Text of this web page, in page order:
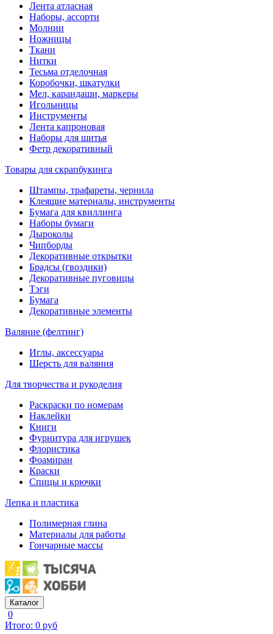
Лента атласная
Наборы, ассорти
Молнии
Ножницы
Ткани
Нитки
Тесьма отделочная
Коробочки, шкатулки
Мел, карандаши, маркеры
Игольницы
Инструменты
Лента капроновая
Наборы для шитья
Фетр декоративный
Товары для скрапбукинга
Штампы, трафареты, чернила
Клеящие материалы, инструменты
Бумага для квиллинга
Наборы бумаги
Дыроколы
Чипборды
Декоративные открытки
Брадсы (гвоздики)
Декоративные пуговицы
Тэги
Бумага
Декоративные элементы
Валяние (фелтинг)
Иглы, аксессуары
Шерсть для валяния
Для творчества и рукоделия
Раскраски по номерам
Наклейки
Книги
Фурнитура для игрушек
Флористика
Фоамиран
Краски
Спицы и крючки
Лепка и пластика
Полимерная глина
Материалы для работы
Гончарные массы
Каталог
0
Итого: 0 руб